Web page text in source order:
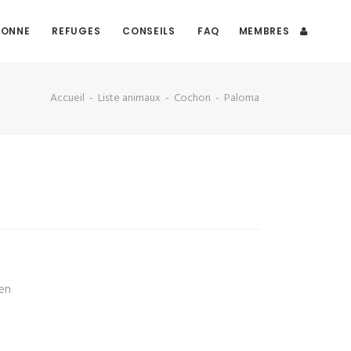
REFUGES CONSEILS FAQ MEMBRES
Accueil Liste animaux Cochon Paloma